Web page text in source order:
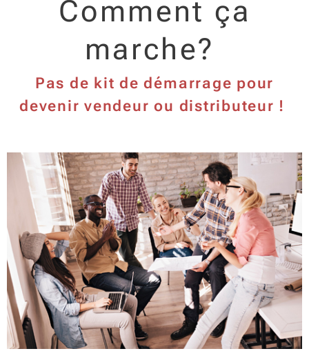
Comment ça
marche?
Pas de kit de démarrage pour
devenir vendeur ou distributeur !